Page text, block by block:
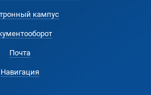
кампус
Почта
Навигация